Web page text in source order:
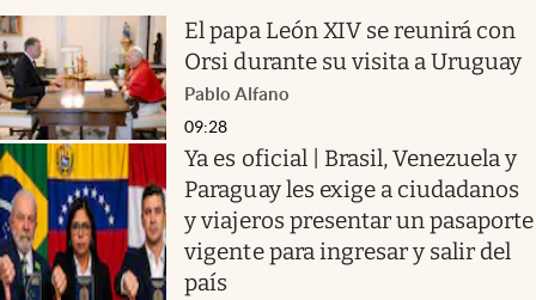
El papa León XIV se reunirá con
Orsi durante su visita a Uruguay
Pablo Alfano
09:28
Ya es oficial | Brasil, Venezuela y
Paraguay les exige a ciudadanos
y viajeros presentar un pasaporte
vigente para ingresar y salir del
país